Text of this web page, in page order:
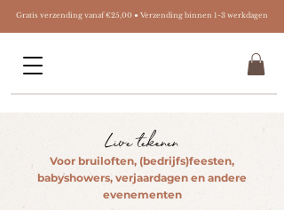
Gratis verzending vanaf €25,00 ● Verzending binnen 1-3 werkdagen
Live tekenen
Voor bruiloften, (bedrijfs)feesten,
babyshowers, verjaardagen en andere
evenementen